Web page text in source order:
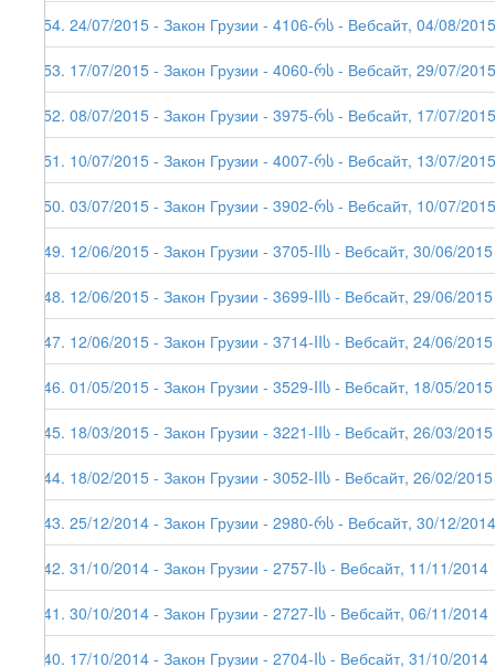
154. 24/07/2015 - Закон Грузии - 4106-რს - Вебсайт, 04/08/2015
153. 17/07/2015 - Закон Грузии - 4060-რს - Вебсайт, 29/07/2015
152. 08/07/2015 - Закон Грузии - 3975-რს - Вебсайт, 17/07/2015
151. 10/07/2015 - Закон Грузии - 4007-რს - Вебсайт, 13/07/2015
150. 03/07/2015 - Закон Грузии - 3902-რს - Вебсайт, 10/07/2015
149. 12/06/2015 - Закон Грузии - 3705-IIს - Вебсайт, 30/06/2015
148. 12/06/2015 - Закон Грузии - 3699-IIს - Вебсайт, 29/06/2015
147. 12/06/2015 - Закон Грузии - 3714-IIს - Вебсайт, 24/06/2015
146. 01/05/2015 - Закон Грузии - 3529-IIს - Вебсайт, 18/05/2015
145. 18/03/2015 - Закон Грузии - 3221-IIს - Вебсайт, 26/03/2015
144. 18/02/2015 - Закон Грузии - 3052-IIს - Вебсайт, 26/02/2015
143. 25/12/2014 - Закон Грузии - 2980-რს - Вебсайт, 30/12/2014
142. 31/10/2014 - Закон Грузии - 2757-Iს - Вебсайт, 11/11/2014
141. 30/10/2014 - Закон Грузии - 2727-Iს - Вебсайт, 06/11/2014
140. 17/10/2014 - Закон Грузии - 2704-Iს - Вебсайт, 31/10/2014